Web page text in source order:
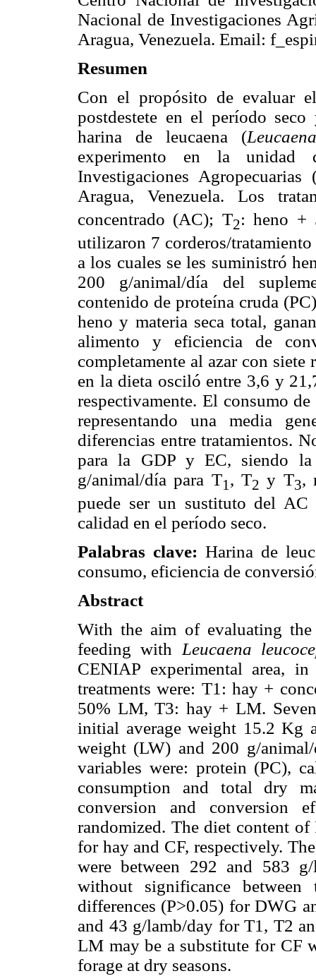
Nacional de Investigaciones
Aragua, Venezuela. Email:
Resumen
Con el propósito de evaluar
postdestete en el período
harina de leucaena (
experimento en la
Investigaciones
Aragua, Venezuela. Los
concentrado (AC); T2: heno +
utilizaron 7 corderos/
a los cuales se les suministró
200 g/animal/día del
contenido de proteína cruda
heno y materia seca total,
alimento y eficiencia de
completamente al azar con
en la dieta osciló entre 3,6 y
respectivamente. El consumo
representando una media
diferencias entre tratamientos.
para la GDP y EC, siendo
g/animal/día para T1 , T2 y T3,
puede ser un sustituto del
calidad en el período seco.
Palabras clave: Harina de
consumo, eficiencia de
Abstract
With the aim of evaluating the
feeding with Leucaena
CENIAP experimental area, in
treatments were: T1: hay +
50% LM, T3: hay + LM.
initial average weight 15.2
weight (LW) and 200 g/
variables were: protein (PC),
consumption and total dry
conversion and conversion
randomized. The diet content
for hay and CF, respectively.
were between 292 and 583
without significance between
differences (P>0.05) for DWG
and 43 g/lamb/day for T1, T2
LM may be a substitute for CF
forage at dry seasons.